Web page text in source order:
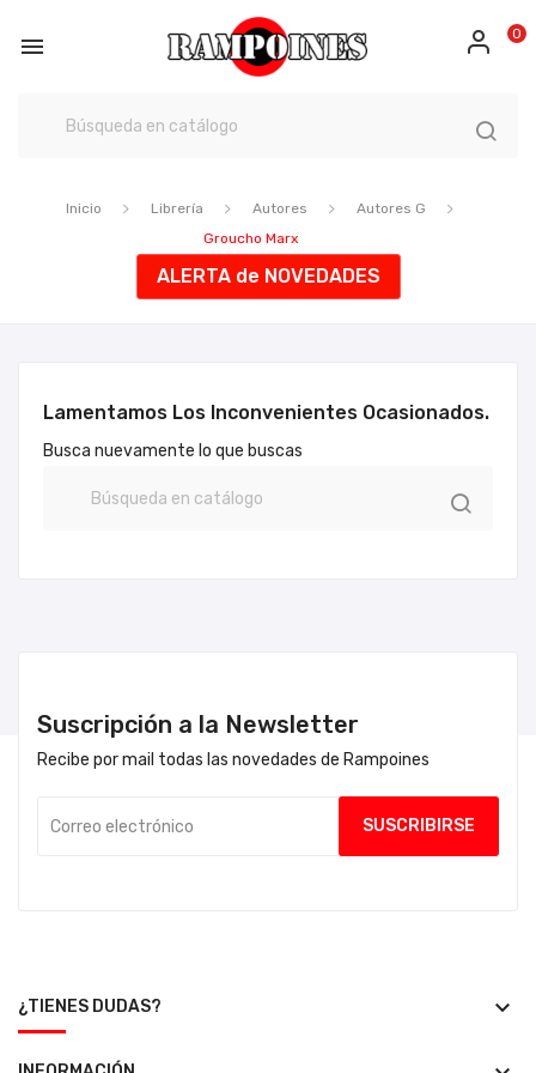
 0
Inicio Librería Autores
Autores G
Groucho Marx
ALERTA de NOVEDADES
Lamentamos Los Inconvenientes Ocasionados.
Busca nuevamente lo que buscas
Suscripción a la Newsletter
Recibe por mail todas las novedades de Rampoines
¿TIENES DUDAS? keyboard_arrow_down